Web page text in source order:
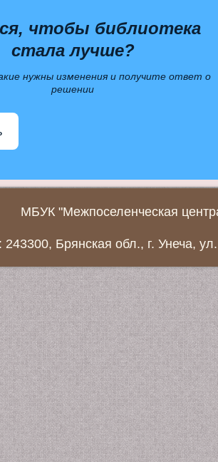
чтобы библиотека
стала лучше?
нужны изменения и получите ответ о
решении
МБУК "Межпоселенческая
243300, Брянская обл., г. Унеча,